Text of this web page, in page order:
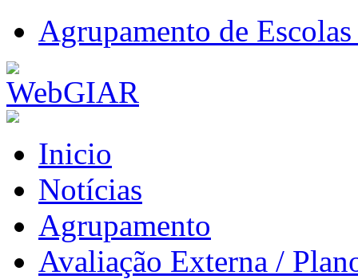
Agrupamento de
Inicio
Notícias
Agrupamento
Avaliação Externa /